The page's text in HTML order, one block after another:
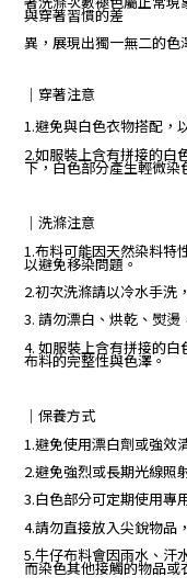
與穿著習慣的差
異，展現出獨一無二的色
｜穿著注意
1.避免與白色衣物搭配，
2.如服裝上含有拼接的白
下，白色部分產生輕微
｜洗滌注意
1.布料可能因天然染料特
以避免移染問題。
2.初次洗滌請以冷水手洗
3. 請勿漂白、烘乾、熨燙
4. 如服裝上含有拼接的
布料的完整性與色澤。
｜保養方式
1.避免使用漂白劑或強效
2.避免強烈或長期光線照
3.白色部分可定期使用專
4.請勿直接放入尖銳物品
5.牛仔布料會因雨水、汗
而染色其他接觸的物品或